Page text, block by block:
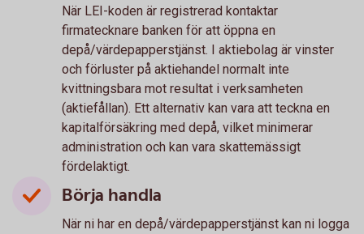
När LEI-koden är registrerad kontaktar
firmatecknare banken för att öppna en
depå/värdepapperstjänst. I aktiebolag är vinster
och förluster på aktiehandel normalt inte
kvittningsbara mot resultat i verksamheten
(aktiefållan). Ett alternativ kan vara att teckna en
kapitalförsäkring med depå, vilket minimerar
administration och kan vara skattemässigt
fördelaktigt.
Börja handla
När ni har en depå/värdepapperstjänst kan ni logga